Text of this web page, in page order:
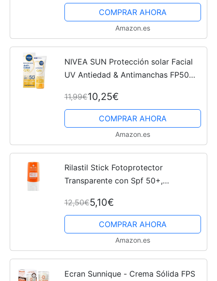
resistente al agua, crema...
COMPRAR AHORA
Amazon.es
NIVEA SUN Protección solar Facial
UV Antiedad & Antimanchas FP50
hidratante con Q10
11,99€10,25€
COMPRAR AHORA
Amazon.es
Rilastil Stick Fotoprotector
Transparente con Spf 50+,
Resistente al Agua, Sin fragancia, 8.5
g (Paquete de 1)
12,50€5,10€
COMPRAR AHORA
Amazon.es
Ecran Sunnique - Crema Sólida FPS